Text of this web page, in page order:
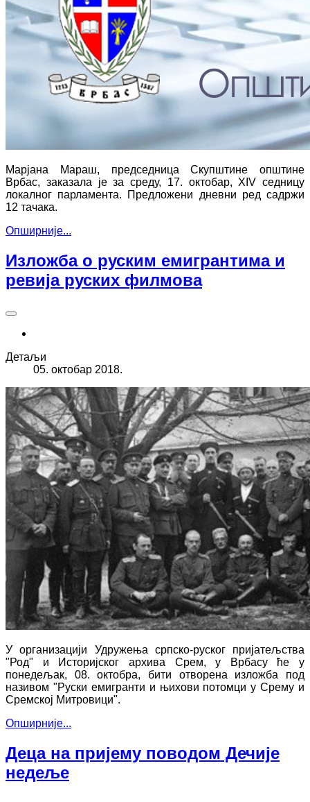
Марјана Мараш, председница Скупштине општине
Врбас, заказала је за среду, 17. октобар, XIV седницу
локалног парламента. Предложени дневни ред садржи
12 тачака.
Опширније...
Изложба о руским емигрантима и
ревија руских филмова
Детаљи
05. октобар 2018.
У организацији Удружења српско-руског пријатељства
"Род" и Историјског архива Срем, у Врбасу ће у
понедељак, 08. октобра, бити отворена изложба под
називом "Руски емигранти и њихови потомци у Срему и
Сремској Митровици".
Опширније...
Деца на пријему поводом Дечије
недеље